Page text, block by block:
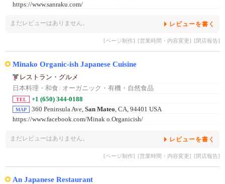
https://www.sanraku.com/
まだレビューはありません。 レビューを書く
[ページ制作] [営業時間・内容変更] [閉店報告]
Minako Organic-ish Japanese Cuisine
レストラン・グルメ
日本料理・和食 / オーガニック・有機・自然食品
TEL +1 (650) 344-0188
MAP 360 Peninsula Ave, San Mateo, CA, 94401 USA
https://www.facebook.com/Minak o.Organicish/
まだレビューはありません。 レビューを書く
[ページ制作] [営業時間・内容変更] [閉店報告]
An Japanese Restaurant